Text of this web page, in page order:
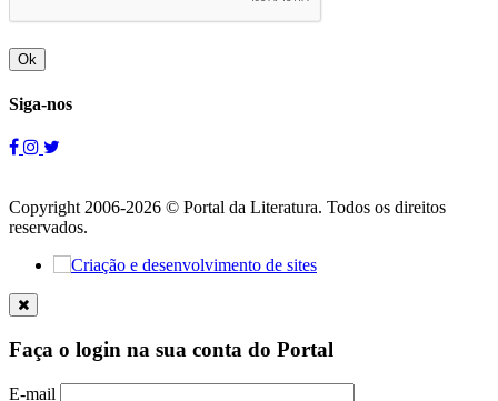
Ok
Siga-nos
Copyright 2006-2026 © Portal da Literatura. Todos os direitos
reservados.
Faça o login na sua conta do Portal
E-mail